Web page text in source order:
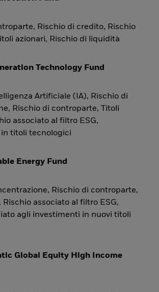
Rischio di credito, Rischio
azionari, Rischio di liquidità
Technology Fund
Artificiale (IA), Rischio di
Rischio di controparte, Titoli
associato al filtro ESG,
in titoli tecnologici
Energy Fund
Rischio di controparte,
Rischio associato al filtro ESG,
agli investimenti in nuovi titoli
Global Equity High Income